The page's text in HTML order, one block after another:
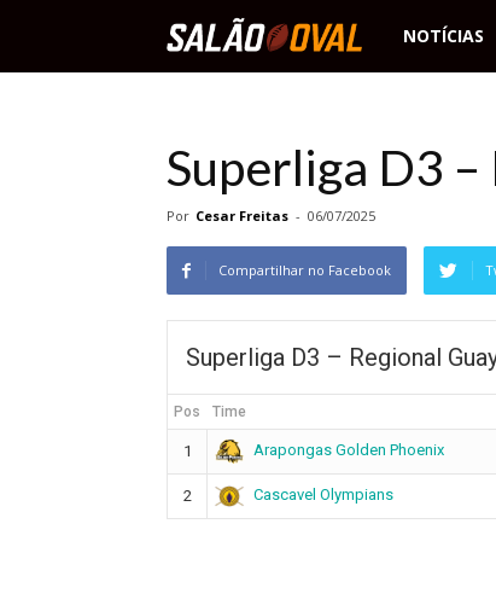
Salão
NOTÍCIAS
Superliga D3
Por Cesar Freitas - 06/07/2025
Compartilhar no Facebook
Superliga D3 – Regional
Pos Time
1 Arapongas Golden Phoenix
2 Cascavel Olympians